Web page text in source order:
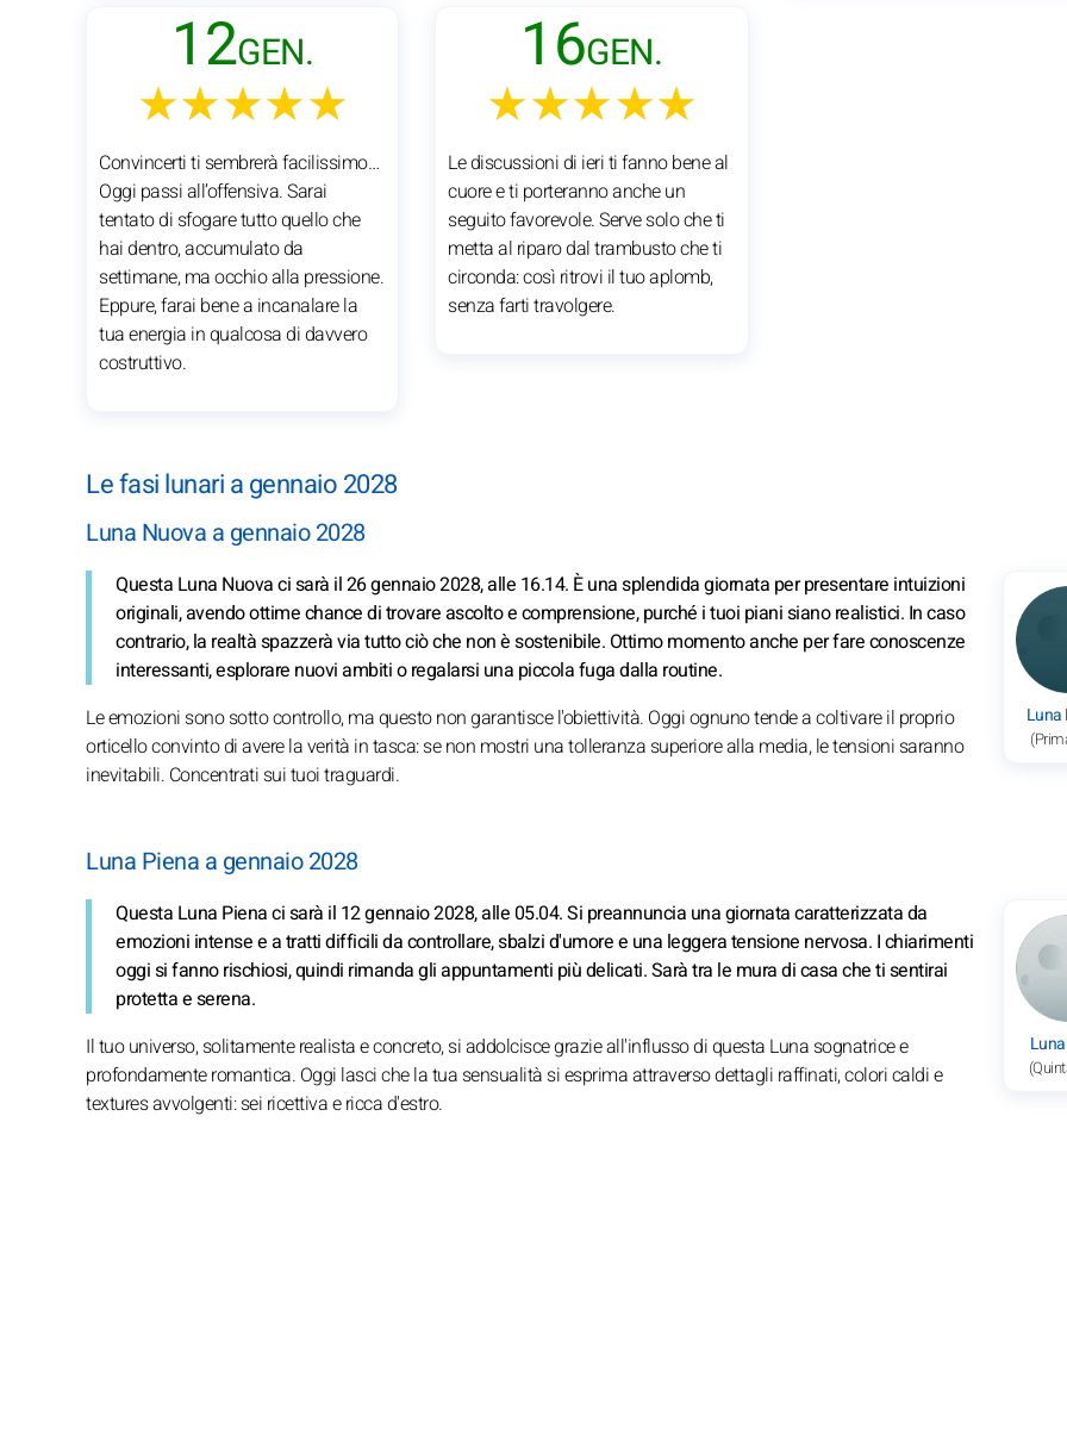
12GEN.
★★★★★
Convincerti ti sembrerà facilissimo…
Oggi passi all’offensiva. Sarai
tentato di sfogare tutto quello che
hai dentro, accumulato da
settimane, ma occhio alla pressione.
Eppure, farai bene a incanalare la
tua energia in qualcosa di davvero
costruttivo.
16GEN.
★★★★★
Le discussioni di ieri ti fanno bene al
cuore e ti porteranno anche un
seguito favorevole. Serve solo che ti
metta al riparo dal trambusto che ti
circonda: così ritrovi il tuo aplomb,
senza farti travolgere.
Le fasi lunari a gennaio 2028
Luna Nuova a gennaio 2028
Luna
Questa Luna Nuova ci sarà il 26 gennaio 2028, alle 16.14. È una splendida giornata per presentare intuizioni
originali, avendo ottime chance di trovare ascolto e comprensione, purché i tuoi piani siano realistici. In caso
contrario, la realtà spazzerà via tutto ciò che non è sostenibile. Ottimo momento anche per fare conoscenze
interessanti, esplorare nuovi ambiti o regalarsi una piccola fuga dalla routine.
Le emozioni sono sotto controllo, ma questo non garantisce l'obiettività. Oggi ognuno tende a coltivare il proprio
orticello convinto di avere la verità in tasca: se non mostri una tolleranza superiore alla media, le tensioni saranno
inevitabili. Concentrati sui tuoi traguardi.
Luna Piena a gennaio 2028
Questa Luna Piena ci sarà il 12 gennaio 2028, alle 05.04. Si preannuncia una giornata caratterizzata da
emozioni intense e a tratti difficili da controllare, sbalzi d'umore e una leggera tensione nervosa. I chiarimenti
oggi si fanno rischiosi, quindi rimanda gli appuntamenti più delicati. Sarà tra le mura di casa che ti sentirai
protetta e serena.
Il tuo universo, solitamente realista e concreto, si addolcisce grazie all'influsso di questa Luna sognatrice e
profondamente romantica. Oggi lasci che la tua sensualità si esprima attraverso dettagli raffinati, colori caldi e
textures avvolgenti: sei ricettiva e ricca d'estro.